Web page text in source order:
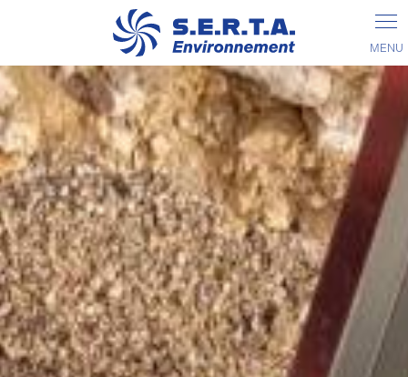
Panneau de gestion des cookies